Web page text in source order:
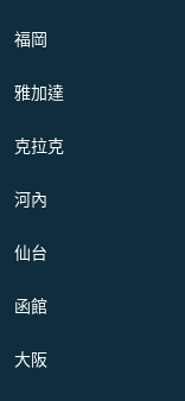
福岡
雅加達
克拉克
河內
仙台
函館
大阪